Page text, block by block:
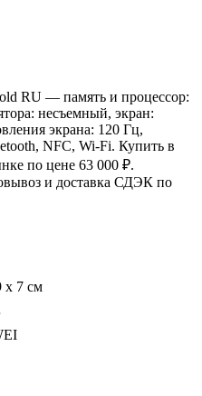
RU — память и процессор:
несъемный, экран:
экрана: 120 Гц,
NFC, Wi-Fi. Купить в
по цене 63 000 ₽.
и доставка СДЭК по
x 7 см